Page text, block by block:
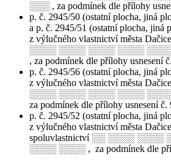
░░░ , za podmínek dle přílohy
p. č. 2945/50 (ostatní plocha, jiná
a p. č. 2945/51 (ostatní plocha, jiná
z výlučného vlastnictví města
░░░░ ░░░░ ░░░░ ░░░░
, za podmínek dle přílohy usnesení
p. č. 2945/56 (ostatní plocha, jiná
z výlučného vlastnictví města
░░░░ ░░░░ ░░░░ ░░░░
za podmínek dle přílohy usnesení č.
p. č. 2945/52 (ostatní plocha, jiná
z výlučného vlastnictví města
spoluvlastnictví ░░ ░░░░
░░░░ ░░░░ , za podmínek dle